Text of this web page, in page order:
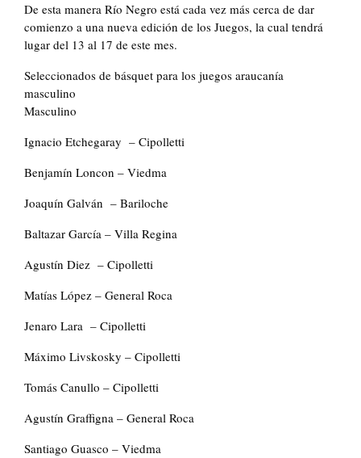
De esta manera Río Negro está cada vez más cerca de dar
comienzo a una nueva edición de los Juegos, la cual tendrá
lugar del 13 al 17 de este mes.
Seleccionados de básquet para los juegos araucanía
masculino
Masculino
Ignacio Etchegaray – Cipolletti
Benjamín Loncon – Viedma
Joaquín Galván – Bariloche
Baltazar García – Villa Regina
Agustín Diez – Cipolletti
Matías López – General Roca
Jenaro Lara – Cipolletti
Máximo Livskosky – Cipolletti
Tomás Canullo – Cipolletti
Agustín Graffigna – General Roca
Santiago Guasco – Viedma